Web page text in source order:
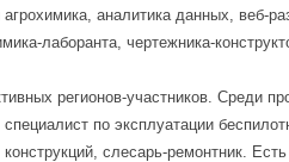
аналитика данных, веб-
лаборанта, чертежника-
регионов-участников. Среди
по эксплуатации
слесарь-ремонтник.